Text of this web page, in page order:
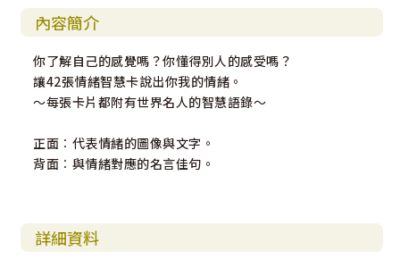
內容簡介
你了解自己的感覺嗎？你懂得別人的感受嗎？
讓42張情緒智慧卡說出你我的情緒。
～每張卡片都附有世界名人的智慧語錄～
正面︰代表情緒的圖像與文字。
背面︰與情緒對應的名言佳句。
詳細資料